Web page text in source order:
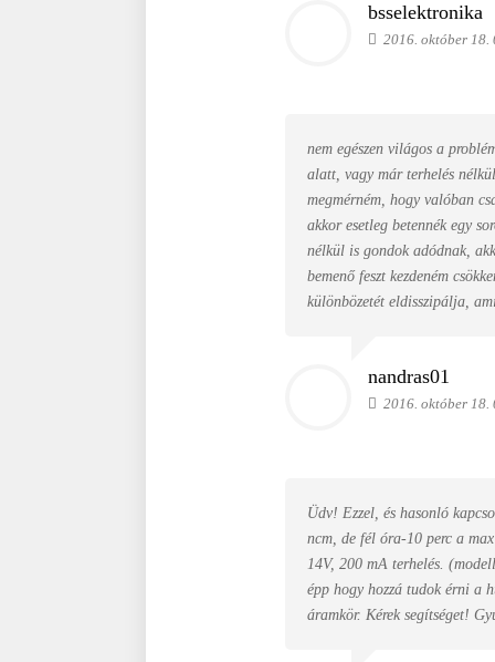
bsselektronika
2016. október 18.
nem egészen világos a
alatt, vagy már terhelés
megmérném, hogy valóban
akkor esetleg betennék egy
nélkül is gondok adódnak,
bemenő feszt kezdeném
különbözetét eldisszipálja,
nandras01
2016. október 18.
Üdv! Ezzel, és hasonló
ncm, de fél óra-10 perc a
14V, 200 mA terhelés.
épp hogy hozzá tudok érni a
áramkör. Kérek segítséget!